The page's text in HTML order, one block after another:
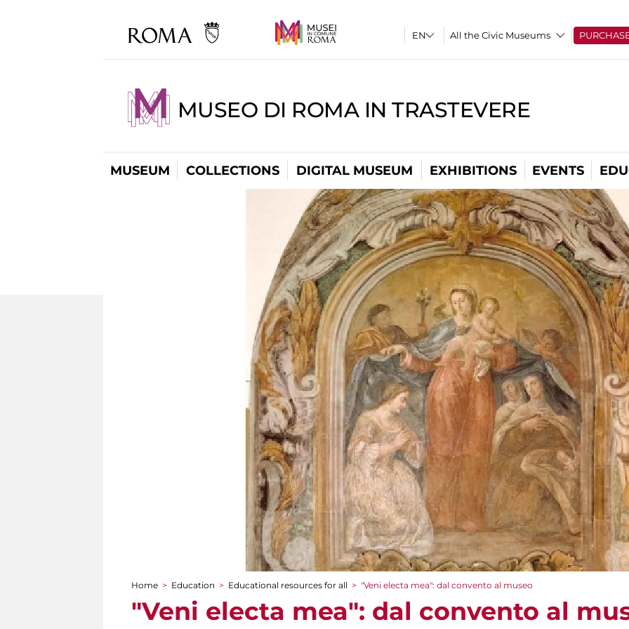
All the Civic Museums
MUSEO DI ROMA IN TRASTEVERE
MUSEUM COLLECTIONS DIGITAL MUSEUM EXHIBITIONS EVENTS
You are here
Home > Education > Educational resources for all > "Veni electa mea": dal convento al museo
"Veni electa mea": dal convento al